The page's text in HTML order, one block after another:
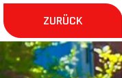
ZURÜCK